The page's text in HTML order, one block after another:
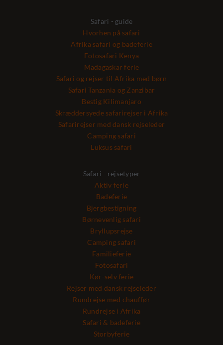
Safari - guide
Hvorhen på safari
Afrika safari og badeferie
Fotosafari Kenya
Madagaskar ferie
Safari og rejser til Afrika med børn
Safari Tanzania og Zanzibar
Bestig Kilimanjaro
Skræddersyede safarirejser i Afrika
Safarirejser med dansk rejseleder
Camping safari
Luksus safari
Safari - rejsetyper
Aktiv ferie
Badeferie
Bjergbestigning
Børnevenlig safari
Bryllupsrejse
Camping safari
Familieferie
Fotosafari
Kør-selv ferie
Rejser med dansk rejseleder
Rundrejse med chauffør
Rundrejse i Afrika
Safari & badeferie
Storbyferie